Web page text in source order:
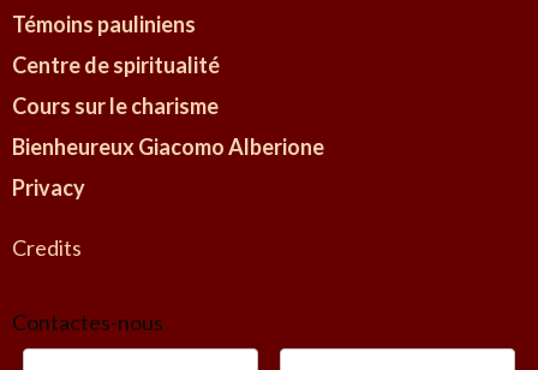
Témoins pauliniens
Centre de spiritualité
Cours sur le charisme
Bienheureux Giacomo Alberione
Privacy
Credits
Contactes-nous